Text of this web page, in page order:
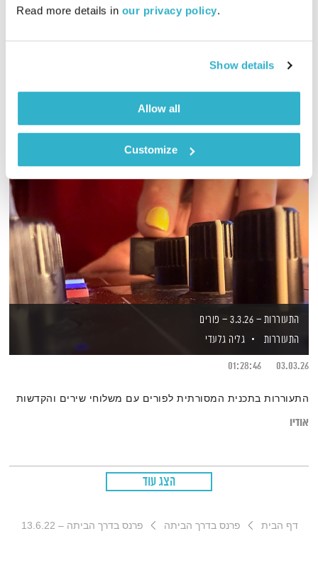
Read more details in our privacy policy.
Show details
Allow all
Customize
אודיו
התעוררות – 3.3.26 – פורים
התעוררות
גליה גלעדי
03.03.26
01:28:46
התעוררות בתכנית המסורתית לפורים עם משלוחי שירים והקדשות
אודיו
הצג עוד
דף הבית פרנס בדרך הביתה פרנס בדרך הביתה – 13.6.22